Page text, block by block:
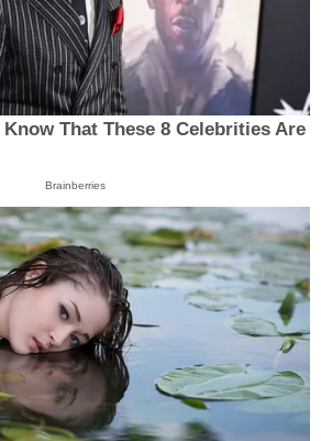
That These 8 Celebrities Are
Brainberries